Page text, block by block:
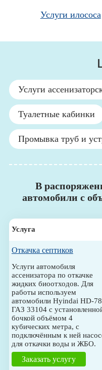
Услуги илососа
Услуги
Туалетные кабинки
Промывка труб и
В
автомобили с
Услуга
Откачка септиков
Услуги автомобиля
ассенизатора по откачке
жидких биоотходов. Для
работы используем
автомобили Hyindai HD-
ГАЗ 33104 с
бочкой объёмом 4
кубических метра, с
подключённым к ней
для откачки воды и ЖБО.
Заказать услугу